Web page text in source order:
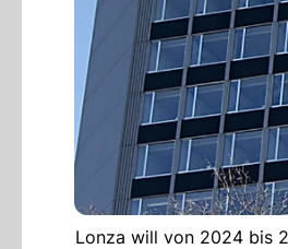
Lonza will von 2024 bis